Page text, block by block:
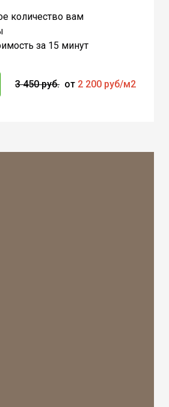
количество вам
за 15 минут
3 450 руб. от 2 200 руб/м2